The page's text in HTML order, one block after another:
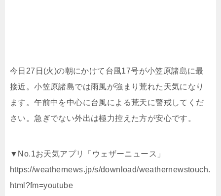
今日27日(火)の朝にかけて台風17号が小笠原諸島に最
接近。小笠原諸島では雨風が強まり荒れた天気になり
ます。午前中を中心に台風による荒天に警戒してくだ
さい。急ぎでない外出は極力控えた方が安心です。
▼No.1お天気アプリ「ウェザーニュース」
https://weathernews.jp/s/download/weathernewstouch.
html?fm=youtube